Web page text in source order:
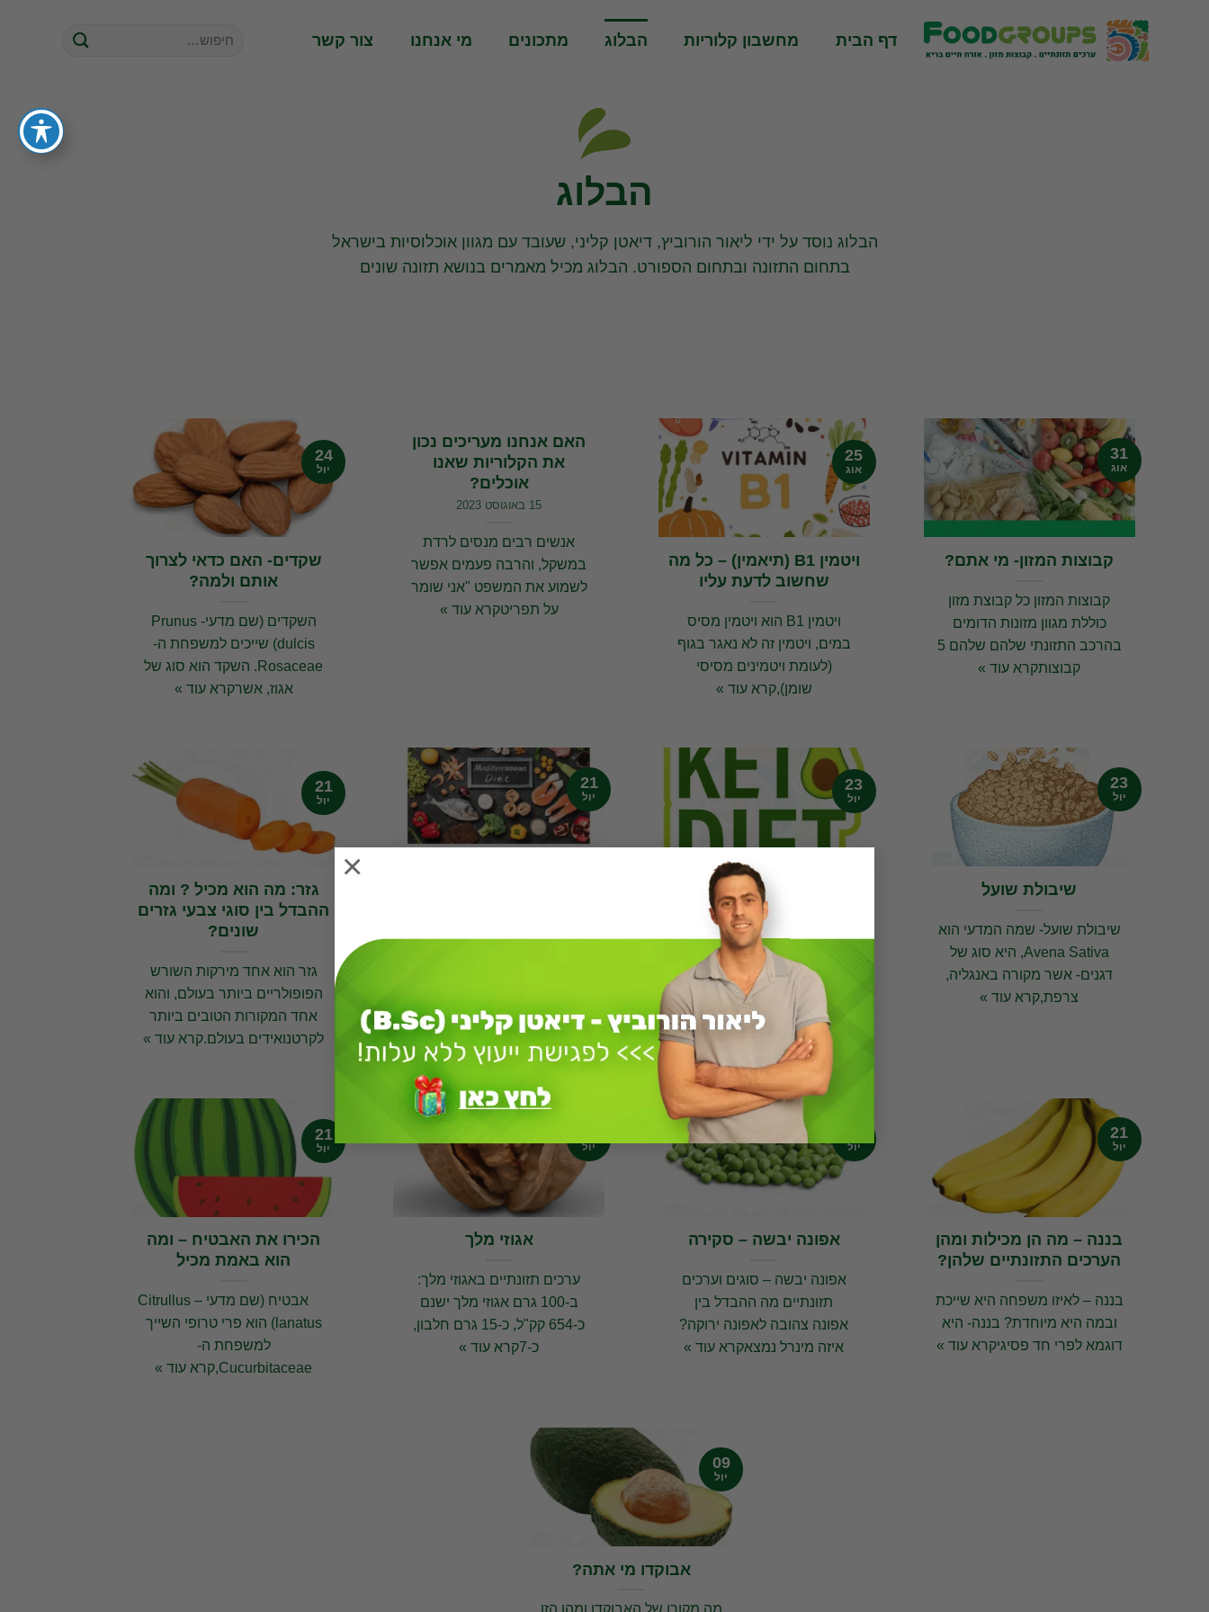
×
דף הבית מחשבון קלוריות הבלוג מתכונים מי אנחנו צור קשר
הבלוג
הבלוג נוסד על ידי ליאור הורוביץ, דיאטן קליני, שעובד עם מגוון אוכלוסיות בישראל
בתחום התזונה ובתחום הספורט. הבלוג מכיל מאמרים בנושא תזונה שונים
קבוצות המזון- מי אתם?
קבוצות המזון כל קבוצת מזון
כוללת מגוון מזונות הדומים
בהרכב התזונתי שלהם שלהם 5
קבוצותקרא עוד »
31
אוג
ויטמין B1 (תיאמין) – כל מה
שחשוב לדעת עליו
ויטמין B1 הוא ויטמין מסיס
במים, ויטמין זה לא נאגר בגוף
(לעומת ויטמינים מסיסי
שומן),קרא עוד »
25
אוג
האם אנחנו מעריכים נכון
את הקלוריות שאנו
אוכלים?
15 באוגוסט 2023
אנשים רבים מנסים לרדת
במשקל, והרבה פעמים אפשר
לשמוע את המשפט "אני שומר
על תפריטקרא עוד »
שקדים- האם כדאי לצרוך
אותם ולמה?
השקדים (שם מדעי- Prunus
dulcis) שייכים למשפחת ה-
Rosaceae. השקד הוא סוג של
אגוז, אשרקרא עוד »
24
יול
שיבולת שועל
שיבולת שועל- שמה המדעי הוא
Avena Sativa, היא סוג של
דגנים- אשר מקורה באנגליה,
צרפת,קרא עוד »
23
יול
מהי דיאטה קטוגנית? מהי
ואיך הכל התחיל?
מקור הדיאטה הקטוגנית הוא
טיפול במחלת האפילפסיה. עוד
בשנת 500 לפנה"ס, נעשה
שימוש בצום ובמשטריקרא עוד »
23
יול
21
יול
גזר: מה הוא מכיל ? ומה
ההבדל בין סוגי צבעי גזרים
שונים?
גזר הוא אחד מירקות השורש
הפופולריים ביותר בעולם, והוא
אחד המקורות הטובים ביותר
לקרטנואידים בעולם.קרא עוד »
21
יול
בננה – מה הן מכילות ומהן
הערכים התזונתיים שלהן?
בננה – לאיזו משפחה היא שייכת
ובמה היא מיוחדת? בננה- היא
דוגמא לפרי חד פסיגיקרא עוד »
21
יול
אפונה יבשה – סקירה
אפונה יבשה – סוגים וערכים
תזונתיים מה ההבדל בין
אפונה צהובה לאפונה ירוקה?
איזה מינרל נמצאקרא עוד »
יול
אגוזי מלך
ערכים תזונתיים באגוזי מלך:
ב-100 גרם אגוזי מלך ישנם
כ-654 קק"ל, כ-15 גרם חלבון,
כ-7קרא עוד »
יול
הכירו את האבטיח – ומה
הוא באמת מכיל
אבטיח (שם מדעי – Citrullus
lanatus) הוא פרי טרופי השייך
למשפחת ה-
Cucurbitaceae,קרא עוד »
21
יול
אבוקדו מי אתה?
09
יול